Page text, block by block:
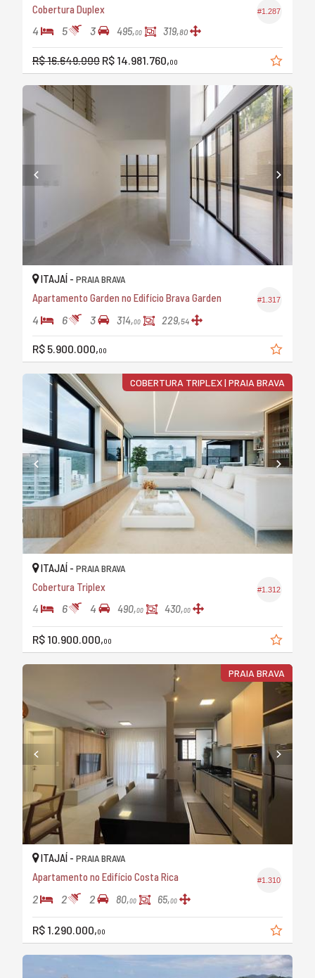
#1.287
Cobertura Duplex
4 5 3 495,00 319,80
R$ 16.649.000 R$ 14.981.760,00
#1.317
ITAJAÍ - PRAIA BRAVA
Apartamento Garden no Edifício Brava Garden
4 6 3 314,00 229,54
R$ 5.900.000,00
COBERTURA TRIPLEX | PRAIA BRAVA
#1.312
ITAJAÍ - PRAIA BRAVA
Cobertura Triplex
4 6 4 490,00 430,00
R$ 10.900.000,00
PRAIA BRAVA
#1.310
ITAJAÍ - PRAIA BRAVA
Apartamento no Edifício Costa Rica
2 2 2 80,00 65,00
R$ 1.290.000,00